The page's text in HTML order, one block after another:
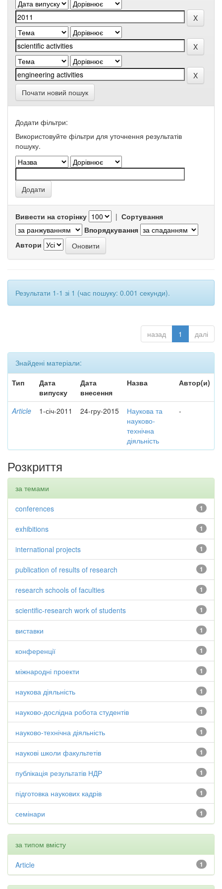
Почати новий пошук
Додати фільтри:
Використовуйте фільтри для уточнення результатів
пошуку.
Вивести на сторінку | Сортування
Впорядкування
Автори
Результати 1-1 зі 1 (час пошуку: 0.001 секунди).
назад 1 далі
Знайдені матеріали:
Тип
Дата
випуску
Дата
внесення
Назва Автор(и)
Article 1-січ-2011 24-гру-2015
Наукова та
науково-
технічна
діяльність
-
Розкриття
за темами
1
conferences
1
exhibitions
1
international projects
1
publication of results of research
1
research schools of faculties
1
scientific-research work of students
1
виставки
1
конференції
1
міжнародні проекти
1
наукова діяльність
1
науково-дослідна робота студентів
1
науково-технічна діяльність
1
наукові школи факультетів
1
публікація результатів НДР
1
підготовка наукових кадрів
1
семінари
за типом вмісту
1
Article